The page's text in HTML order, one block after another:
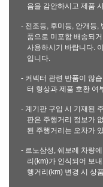
음을 감안하시고 제품
- 전조등, 후미등, 안개등,
품으로 미포함 배송되
사용하시기 바랍니다.
입니다.
- 커넥터 관련 반품이 많
터 형상과 제품 호환 여
- 계기판 구입 시 기재된
판은 주행거리 정보가
된 주행거리는 오차가
- 르노삼성, 쉐보레 차량
리(km)가 인식되어 보
행거리(km) 변경 시 상